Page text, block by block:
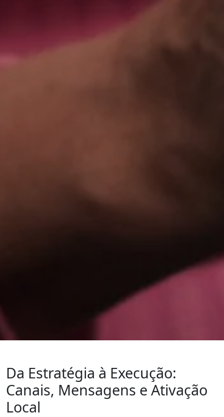
Da Estratégia à Execução:
Canais, Mensagens e Ativação
Local